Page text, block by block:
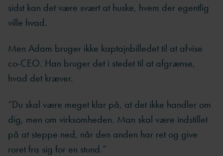
sidst kan det være svært at huske, hvem der egentlig
ville hvad.
Men Adam bruger ikke kaptajnbilledet til at afvise
co-CEO. Han bruger det i stedet til at afgrænse,
hvad det kræver.
“Du skal være meget klar på, at det ikke handler om
dig, men om virksomheden. Man skal være indstillet
på at steppe ned, når den anden har ret og give
roret fra sig for en stund.”